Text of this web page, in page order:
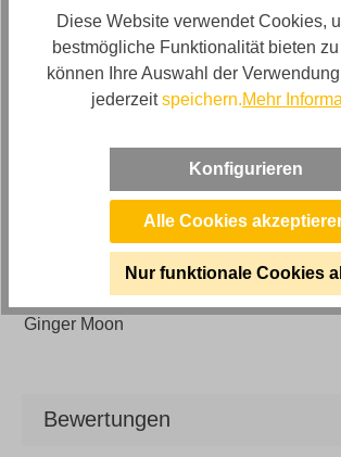
Farbe
Weiß
Artikelabmessungen
Ginger Moon
Bewertungen
Diese Website verwendet Cookies,
bestmögliche Funktionalität bieten
können Ihre Auswahl der
jederzeitspeichern.Mehr
Konfigurieren
Alle Cookies
Nur funktionale Cookies